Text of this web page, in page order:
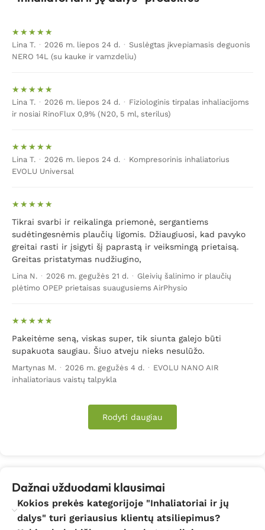
žmogus jau skundžiasi kvėpavimo takų ligomis. Priimta
manyti, kad jis labiausiai rekomenduojamas vaikams bei
kūdikiams. Visgi statistika rodo, jog paprastas
stalčiuose. Paprasčiausiai jie juos naudoja retai. Žinoma,
jeigu inhaliatorių pirkote seniai, galbūt jis atrodo
neestetiškai, o ir pats naudojimas gana sudėtingas.
asmuo susirastų jam patį patraukliausią inhaliatorių
(ultragarsinį, kompresorinį, druskų ar kt.), kuris padėtų
tiek nuo peršalimo, tiek nuo kitų rimtų kvėpavimo takų
vaikams ir suaugusiems, kai reikia drėkinti kvėpavimo
takus, sumažinti bronchų spazmus, palengvinti
sekreciją, taip pat mažinti uždegimus. Atsižvelgdami į
pasirinkimas gydant bronchitą, bronchinę astmą,
Ką pilti?Priklausomai nuo indikacijų (inhaliatorius
naudojamas gydymui ar profilaktikai), galima rinktis, ar
inhaliacijoms naudosite medikamentus, ar eterinius
aliejus. Medikamentus turėtų skirti gydytojas ir nurodyti
aliejus galite pasirinkti ir patys. Daugelio jų savybės yra
puikios tiek gydymo, tiek ir profilaktikos kontekste.
įvairiausius aliejus. Kokybiškai atliekamos inhaliacijos
gali padėti išvengti kasmetinių peršalimo ligų, kurios
dažniausiai „ateina“ kartu su vėsiuoju metų laiku.
Lina T. · 2026 m. liepos 24 d. · Suslėgtas įkvepiamasis deguonis
NERO 14L (su kauke ir vamzdeliu)
Lina T. · 2026 m. liepos 24 d. · Fiziologinis tirpalas inhaliacijoms
ir nosiai RinoFlux 0,9% (N20, 5 ml, sterilus)
Lina T. · 2026 m. liepos 24 d. · Kompresorinis inhaliatorius
EVOLU Universal
Tikrai svarbi ir reikalinga priemonė, sergantiems
sudėtingesnėmis plaučių ligomis. Džiaugiuosi, kad pavyko
greitai rasti ir įsigyti šį paprastą ir veiksmingą prietaisą.
Greitas pristatymas nudžiugino,
Lina N. · 2026 m. gegužės 21 d. · Gleivių šalinimo ir plaučių
plėtimo OPEP prietaisas suaugusiems AirPhysio
Pakeitėme seną, viskas super, tik siunta galejo būti
supakuota saugiau. Šiuo atveju nieks nesulūžo.
Martynas M. · 2026 m. gegužės 4 d. · EVOLU NANO AIR
inhaliatoriaus vaistų talpykla
Rodyti daugiau
Dažnai užduodami klausimai
Kokios prekės kategorijoje "Inhaliatoriai ir jų
dalys" turi geriausius klientų atsiliepimus?